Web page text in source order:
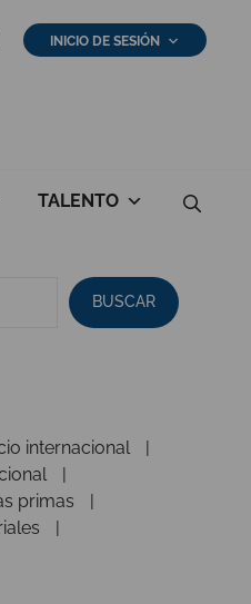
INICIO DE SESIÓN
TALENTO
BUSCAR
internacional
primas